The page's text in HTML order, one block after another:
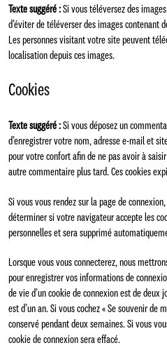
Texte suggéré :Si vous téléversez des
d’éviter de téléverser des images contenant
Les personnes visitant votre site peuvent
localisation depuis ces images.
Cookies
Texte suggéré :Si vous déposez un
d’enregistrer votre nom, adresse e-mail et
pour votre confort afin de ne pas avoir à
autre commentaire plus tard. Ces cookies
Si vous vous rendez sur la page de
déterminer si votre navigateur accepte les
personnelles et sera supprimé
Lorsque vous vous connecterez, nous
pour enregistrer vos informations de
de vie d’un cookie de connexion est de deux
est d’un an. Si vous cochez « Se souvenir de
conservé pendant deux semaines. Si vous
cookie de connexion sera effacé.